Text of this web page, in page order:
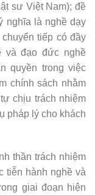
sư Việt Nam); đề
nghĩa là nghề dạy
tiếp có đầy
và đạo đức nghề
quyền trong việc
chính sách nhằm
chịu trách nhiệm
pháp lý cho khách
thần trách nhiệm
tiễn hành nghề và
giai đoạn hiện